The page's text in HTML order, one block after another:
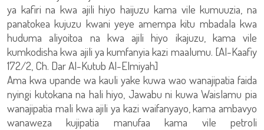
ya kafiri na kwa ajili hiyo haijuzu kama vile kumuuzia, na
panatokea kujuzu kwani yeye amempa kitu mbadala kwa
huduma aliyoitoa na kwa ajili hiyo ikajuzu, kama vile
kumkodisha kwa ajili ya kumfanyia kazi maalumu. [Al-Kaafiy
172/2, Ch. Dar Al-Kutub Al-Elmiyah]
Ama kwa upande wa kauli yake kuwa wao wanajipatia faida
nyingi kutokana na hali hiyo, Jawabu ni kuwa Waislamu pia
wanajipatia mali kwa ajili ya kazi waifanyayo, kama ambavyo
wanaweza kujipatia manufaa kama vile petroli